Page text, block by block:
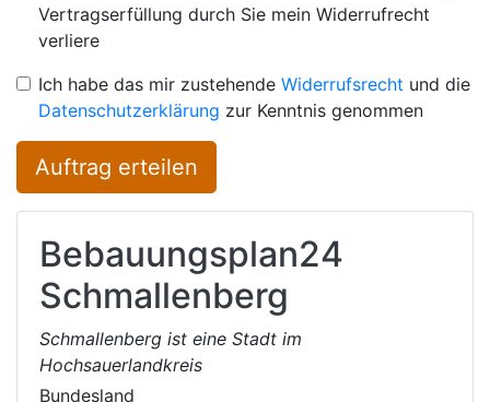
Vertragserfüllung durch Sie mein Widerrufrecht
verliere
Ich habe das mir zustehende Widerrufsrecht und die
Datenschutzerklärung zur Kenntnis genommen
Auftrag erteilen
Bebauungsplan24
Schmallenberg
Schmallenberg ist eine Stadt im
Hochsauerlandkreis
Bundesland